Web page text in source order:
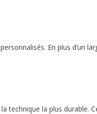
En plus d’un
technique la plus durable.